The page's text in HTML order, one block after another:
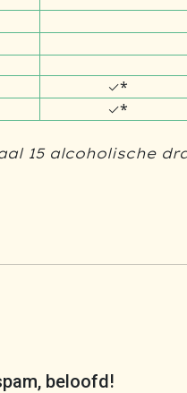
✓*
✓*
15 alcoholische
beloofd!